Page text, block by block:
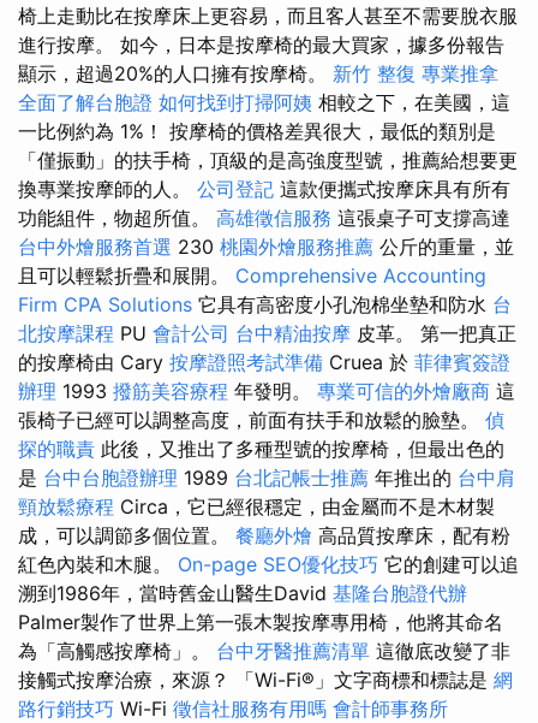
椅上走動比在按摩床上更容易，而且客人甚至不需要脫衣服
進行按摩。 如今，日本是按摩椅的最大買家，據多份報告
顯示，超過20%的人口擁有按摩椅。 新竹 整復 專業推拿
全面了解台胞證 如何找到打掃阿姨 相較之下，在美國，這
一比例約為 1%！ 按摩椅的價格差異很大，最低的類別是
「僅振動」的扶手椅，頂級的是高強度型號，推薦給想要更
換專業按摩師的人。 公司登記 這款便攜式按摩床具有所有
功能組件，物超所值。 高雄徵信服務 這張桌子可支撐高達
台中外燴服務首選 230 桃園外燴服務推薦 公斤的重量，並
且可以輕鬆折疊和展開。 Comprehensive Accounting
Firm CPA Solutions 它具有高密度小孔泡棉坐墊和防水 台
北按摩課程 PU 會計公司 台中精油按摩 皮革。 第一把真正
的按摩椅由 Cary 按摩證照考試準備 Cruea 於 菲律賓簽證
辦理 1993 撥筋美容療程 年發明。 專業可信的外燴廠商 這
張椅子已經可以調整高度，前面有扶手和放鬆的臉墊。 偵
探的職責 此後，又推出了多種型號的按摩椅，但最出色的
是 台中台胞證辦理 1989 台北記帳士推薦 年推出的 台中肩
頸放鬆療程 Circa，它已經很穩定，由金屬而不是木材製
成，可以調節多個位置。 餐廳外燴 高品質按摩床，配有粉
紅色內裝和木腿。 On-page SEO優化技巧 它的創建可以追
溯到1986年，當時舊金山醫生David 基隆台胞證代辦
Palmer製作了世界上第一張木製按摩專用椅，他將其命名
為「高觸感按摩椅」。 台中牙醫推薦清單 這徹底改變了非
接觸式按摩治療，來源？ 「Wi-Fi®」文字商標和標誌是 網
路行銷技巧 Wi-Fi 徵信社服務有用嗎 會計師事務所